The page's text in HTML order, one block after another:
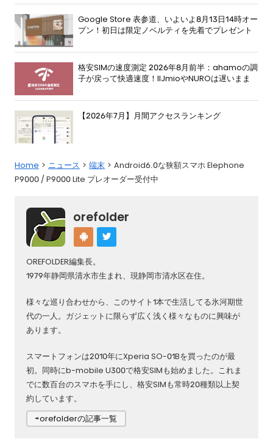
Google Store 表参道、いよいよ8月13日14時オー
プン！初日は限定ノベルティを先着でプレゼント
格安SIMの速度測定 2026年8月前半：ahamoの調
子が戻って快適速度！IIJmioやNUROは遅いまま
【2026年7月】月間アクセスランキング
Home ニュース 端末
Android6.0な狭額スマホ Elephone
P9000 / P9000 Lite プレオーダー受付中
orefolder
OREFOLDER編集長。
1979年静岡県清水市生まれ、現静岡市清水区在住。
様々な巡り合わせから、このサイト1本で生活してる氷河期世
代の一人。ガジェットに限らず広く浅く様々なものに興味が
あります。
スマートフォンは2010年にXperia SO-01Bを買ったのが最
初。同時にb-mobile U300で格安SIMも始めました。これま
でに数百台のスマホを手にし、格安SIMも常時20種類以上契
約しています。
⇨orefolderの記事一覧